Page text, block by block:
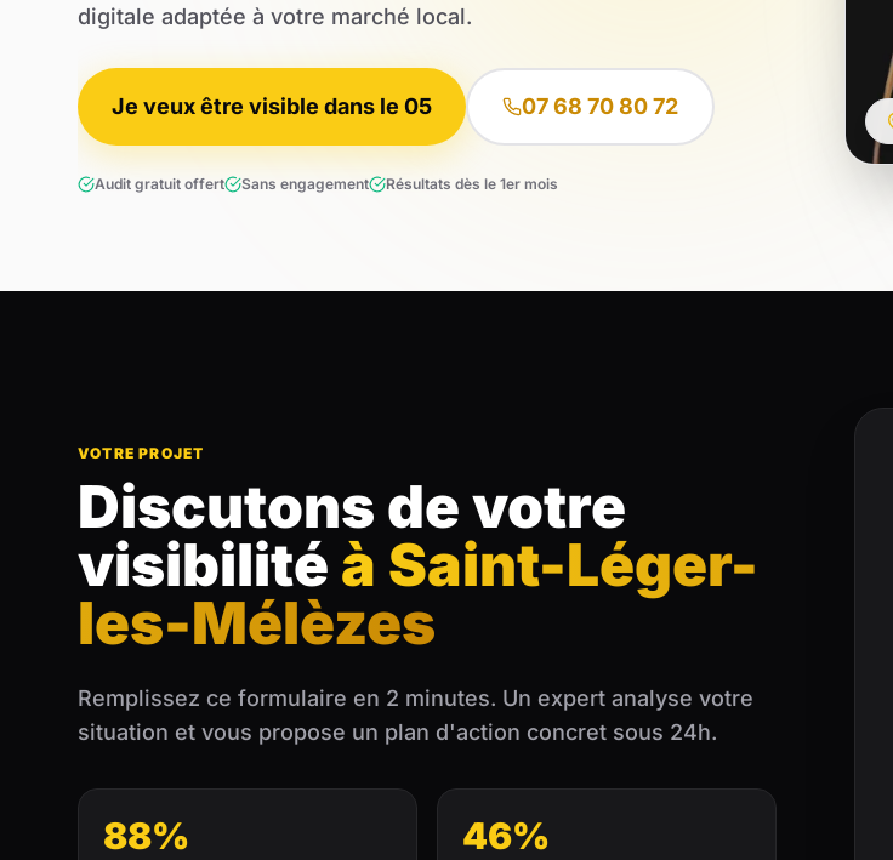
digitale adaptée à votre marché local.
Je veux être visible dans le 05 07 68 70 80 72
Audit gratuit offert Sans engagement Résultats dès le 1er mois
VOTRE PROJET
Discutons de votre
visibilité à Saint-Léger-
les-Mélèzes
Remplissez ce formulaire en 2 minutes. Un expert analyse votre
situation et vous propose un plan d'action concret sous 24h.
88% 46%